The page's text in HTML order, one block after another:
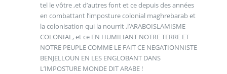
tel le vôtre ,et d’autres font et ce depuis des années
en combattant l’imposture colonial maghrebarab et
la colonisation qui la nourrit ,l’ARABOISLAMISME
COLONIAL, et ce EN HUMILIANT NOTRE TERRE ET
NOTRE PEUPLE COMME LE FAIT CE NEGATIONNISTE
BENJELLOUN EN LES ENGLOBANT DANS
L’IMPOSTURE MONDE DIT ARABE !